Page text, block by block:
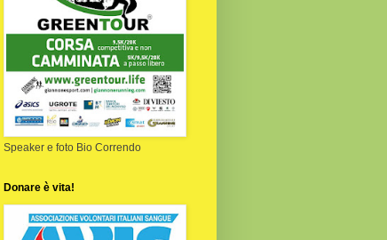
Speaker e foto Bio Correndo
Donare è vita!